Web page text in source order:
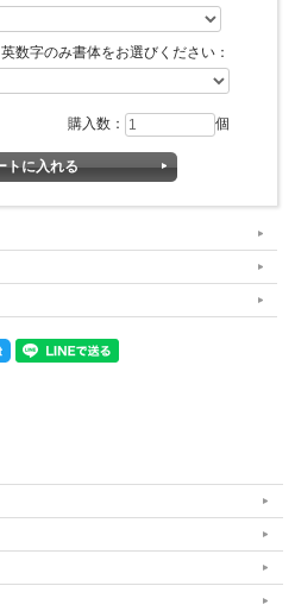
英数字のみ書体をお選びください：
購入数： 個